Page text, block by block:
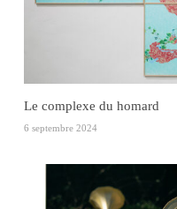
Le complexe du homard
6 septembre 2024